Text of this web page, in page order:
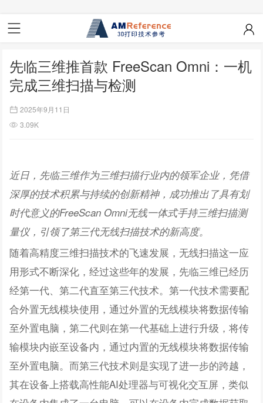
先临三维推首款 FreeScan Omni：一机
完成三维扫描与检测
2025年9月11日
3.09K
近日，先临三维作为三维扫描行业内的领军企业，凭借
深厚的技术积累与持续的创新精神，成功推出了具有划
时代意义的FreeScan Omni无线一体式手持三维扫描测
量仪，引领了第三代无线扫描技术的新高度。
随着高精度三维扫描技术的飞速发展，无线扫描这一应
用形式不断深化，经过这些年的发展，先临三维已经历
经第一代、第二代直至第三代技术。第一代技术需要配
合外置无线模块使用，通过外置的无线模块将数据传输
至外置电脑，第二代则在第一代基础上进行升级，将传
输模块内嵌至设备内，通过内置的无线模块将数据传输
至外置电脑。而第三代技术则是实现了进一步的跨越，
其在设备上搭载高性能AI处理器与可视化交互屏，类似